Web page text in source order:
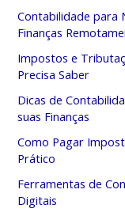
Contabilidade para
Finanças
Impostos e
Precisa Saber
Dicas de
suas Finanças
Como Pagar
Prático
Ferramentas de
Digitais